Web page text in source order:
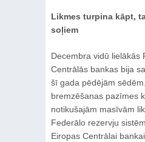
Likmes turpina kāpt,
soļiem
Decembra vidū lielākās
Centrālās bankas bija
šī gada pēdējām
bremzēšanas pazīmes
notikušajām masīvām
Federālo rezervju
Eiropas Centrālai